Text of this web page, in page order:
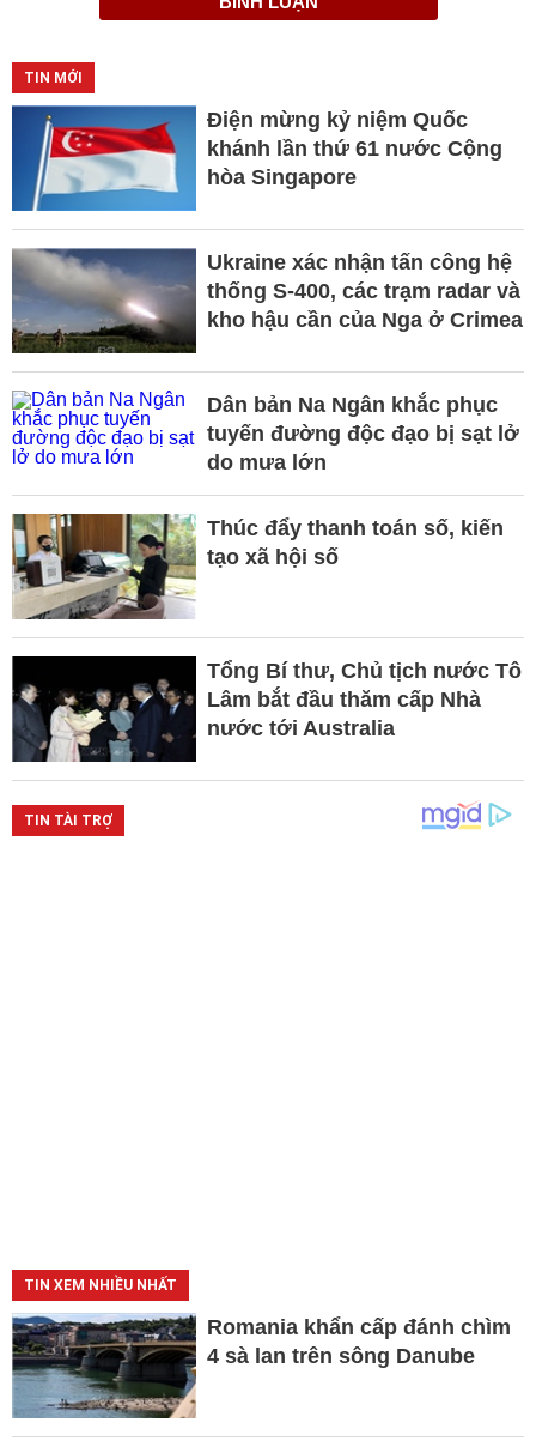
TIN MỚI
Điện mừng kỷ niệm Quốc
khánh lần thứ 61 nước Cộng
hòa Singapore
Ukraine xác nhận tấn công hệ
thống S-400, các trạm radar và
kho hậu cần của Nga ở Crimea
Dân bản Na Ngân khắc phục
tuyến đường độc đạo bị sạt lở
do mưa lớn
Thúc đẩy thanh toán số, kiến
tạo xã hội số
Tổng Bí thư, Chủ tịch nước Tô
Lâm bắt đầu thăm cấp Nhà
nước tới Australia
TIN XEM NHIỀU NHẤT
Romania khẩn cấp đánh chìm
4 sà lan trên sông Danube